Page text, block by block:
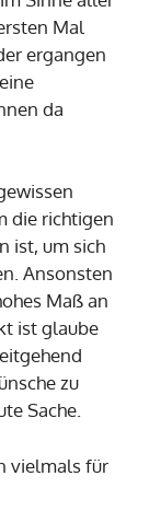
Mal
ergangen
da
die richtigen
ist, um sich
Ansonsten
Maß an
ist glaube
zu
Sache.
vielmals für